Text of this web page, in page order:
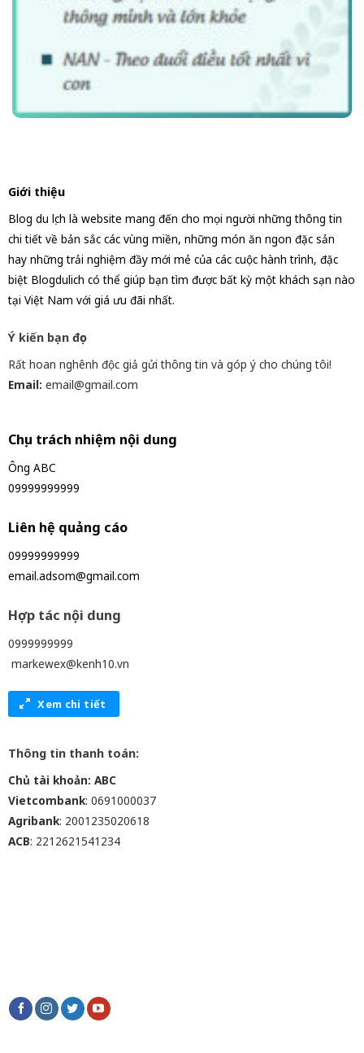
Giới thiệu
Blog du lịch là website mang đến cho mọi người những thông tin
chi tiết về bản sắc các vùng miền, những món ăn ngon đặc sản
hay những trải nghiệm đầy mới mẻ của các cuộc hành trình, đặc
biệt Blogdulich có thể giúp bạn tìm được bất kỳ một khách sạn nào
tại Việt Nam với giá ưu đãi nhất.
Ý kiến bạn đọc
Rất hoan nghênh độc giả gửi thông tin và góp ý cho chúng tôi!
Email: email@gmail.com
Chịu trách nhiệm nội dung
Ông ABC
09999999999
Liên hệ quảng cáo
09999999999
email.adsom@gmail.com
Hợp tác nội dung
0999999999
markewex@kenh10.vn
Xem chi tiết
Thông tin thanh toán:
Chủ tài khoản: ABC
Vietcombank: 0691000037
Agribank: 2001235020618
ACB: 2212621541234